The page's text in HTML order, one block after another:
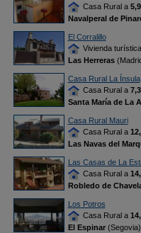
Casa Rural a
Navalperal de
El Corralillo
Vivienda
Las Herreras
Casa Rural La Ínsula
Casa Rural a
Santa María de La
Casa Rural Mauri
Casa Rural a
Las Navas del
Las Casas de La
Casa Rural a
Robledo de
Los Potros
Casa Rural a
El Espinar(Segovia)